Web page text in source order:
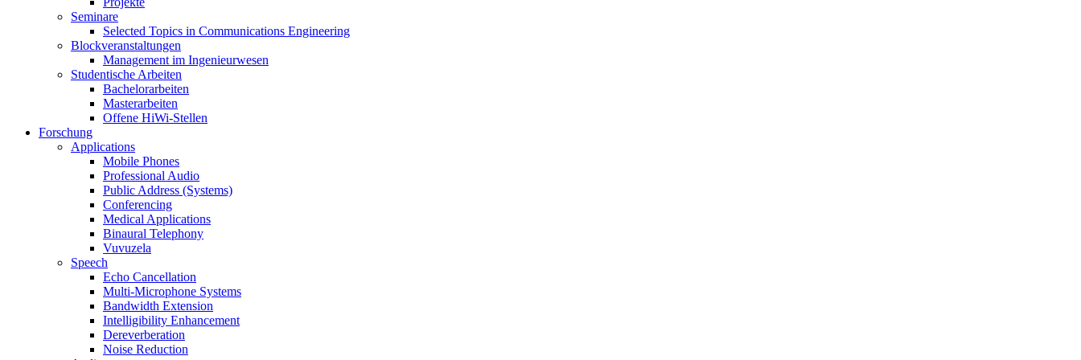
Seminare
Selected Topics in Communications Engineering
Blockveranstaltungen
Management im Ingenieurwesen
Studentische Arbeiten
Bachelorarbeiten
Masterarbeiten
Offene HiWi-Stellen
Forschung
Applications
Mobile Phones
Professional Audio
Public Address (Systems)
Conferencing
Medical Applications
Binaural Telephony
Vuvuzela
Speech
Echo Cancellation
Multi-Microphone Systems
Bandwidth Extension
Intelligibility Enhancement
Dereverberation
Noise Reduction